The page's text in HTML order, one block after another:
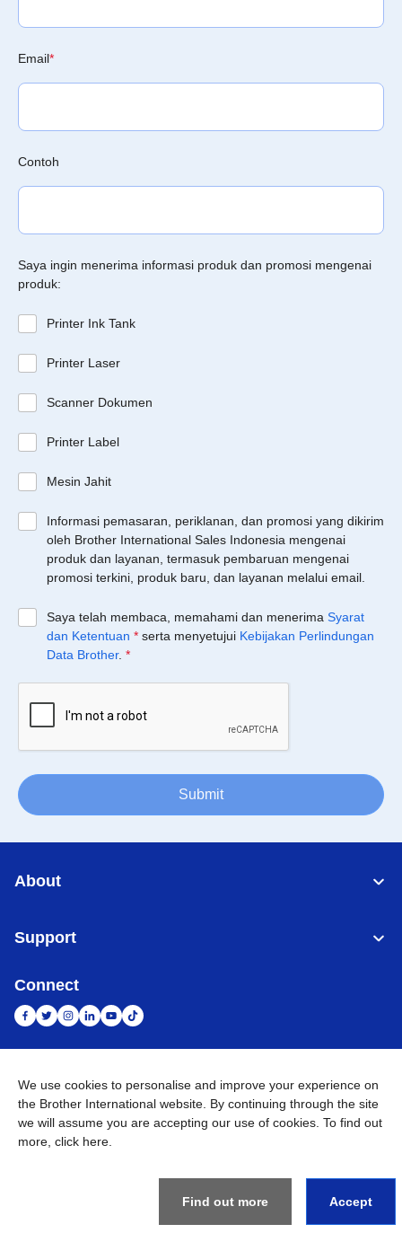
Email*
Contoh
Saya ingin menerima informasi produk dan promosi mengenai
produk:
Printer Ink Tank
Printer Laser
Scanner Dokumen
Printer Label
Mesin Jahit
Informasi pemasaran, periklanan, dan promosi yang dikirim
oleh Brother International Sales Indonesia mengenai
produk dan layanan, termasuk pembaruan mengenai
promosi terkini, produk baru, dan layanan melalui email.
Saya telah membaca, memahami dan menerima Syarat
dan Ketentuan * serta menyetujui Kebijakan Perlindungan
Data Brother. *
Submit
About
Support
Connect
Indonesia Jaringan Global
Privacy Policy Ketentuan Penggunaan Site Map Kunjungi Situs Global
Rights Reserved
We use cookies to personalise and improve your experience on
the Brother International website. By continuing through the site
we will assume you are accepting our use of cookies. To find out
more, click here
Find out more Accept